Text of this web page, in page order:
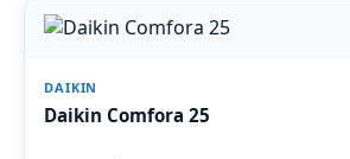
DAIKIN
Daikin Comfora 25